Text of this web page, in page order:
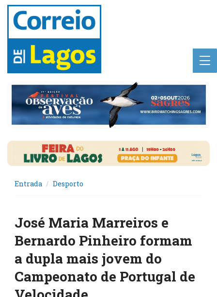
Entrada Desporto
José Maria Marreiros e
Bernardo Pinheiro formam
a dupla mais jovem do
Campeonato de Portugal de